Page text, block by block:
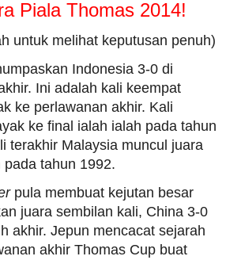
Piala Thomas 2014!
untuk melihat keputusan penuh)
Indonesia 3-0 di
Ini adalah kali keempat
ke perlawanan akhir. Kali
ke final ialah ialah pada tahun
terakhir Malaysia muncul juara
tahun 1992.
pula membuat kejutan besar
juara sembilan kali, China 3-0
akhir. Jepun mencacat sejarah
akhir Thomas Cup buat